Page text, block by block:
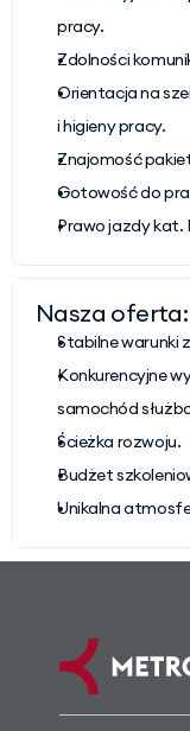
pracy.
Zdolności
Orientacja na
i higieny pracy.
Znajomość
Gotowość do
Prawo jazdy kat.
Nasza oferta:
Stabilne warunki
Konkurencyjne
samochód
Ścieżka rozwoju.
Budżet
Unikalna